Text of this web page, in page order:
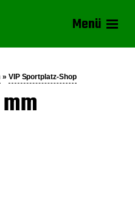
Menü
» VIP Sportplatz-Shop